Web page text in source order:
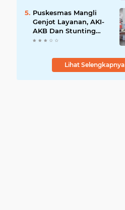
Puskesmas Mangli
Genjot Layanan, AKI-
AKB Dan Stunting
Ditekan
Lihat Selengkapnya